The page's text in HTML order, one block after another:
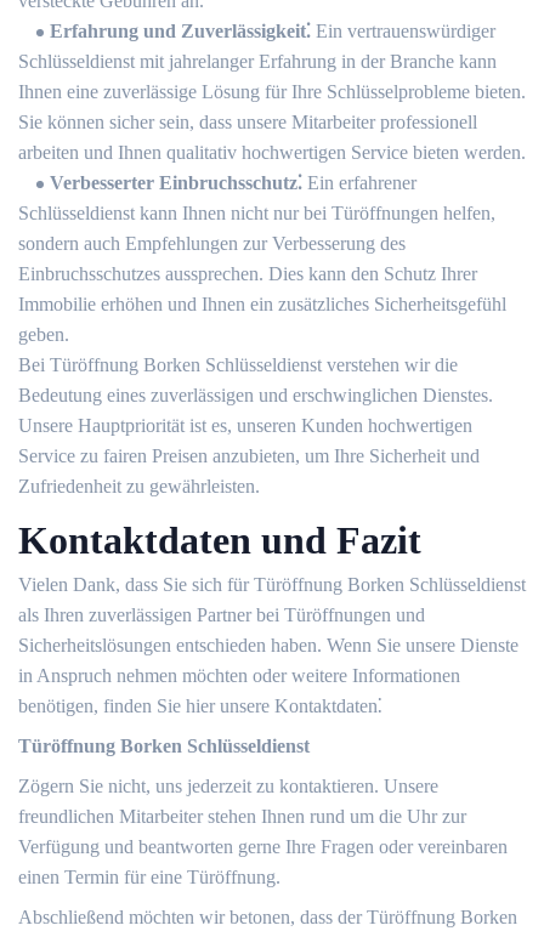
Erfahrung und Zuverlässigkeit⁚ Ein vertrauenswürdiger
Schlüsseldienst mit jahrelanger Erfahrung in der Branche kann
Ihnen eine zuverlässige Lösung für Ihre Schlüsselprobleme bieten.
Sie können sicher sein, dass unsere Mitarbeiter professionell
arbeiten und Ihnen qualitativ hochwertigen Service bieten werden.
Verbesserter Einbruchsschutz⁚ Ein erfahrener
Schlüsseldienst kann Ihnen nicht nur bei Türöffnungen helfen,
sondern auch Empfehlungen zur Verbesserung des
Einbruchsschutzes aussprechen.​ Dies kann den Schutz Ihrer
Immobilie erhöhen und Ihnen ein zusätzliches Sicherheitsgefühl
geben.​
Bei Türöffnung Borken Schlüsseldienst verstehen wir die
Bedeutung eines zuverlässigen und erschwinglichen Dienstes.​
Unsere Hauptpriorität ist es, unseren Kunden hochwertigen
Service zu fairen Preisen anzubieten, um Ihre Sicherheit und
Zufriedenheit zu gewährleisten.​
Kontaktdaten und Fazit
Vielen Dank, dass Sie sich für Türöffnung Borken Schlüsseldienst
als Ihren zuverlässigen Partner bei Türöffnungen und
Sicherheitslösungen entschieden haben.​ Wenn Sie unsere Dienste
in Anspruch nehmen möchten oder weitere Informationen
benötigen, finden Sie hier unsere Kontaktdaten⁚
Türöffnung Borken Schlüsseldienst
Zögern Sie nicht, uns jederzeit zu kontaktieren. Unsere
freundlichen Mitarbeiter stehen Ihnen rund um die Uhr zur
Verfügung und beantworten gerne Ihre Fragen oder vereinbaren
einen Termin für eine Türöffnung.
Abschließend möchten wir betonen, dass der Türöffnung Borken